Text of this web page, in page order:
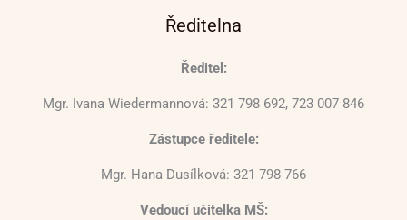
Ředitelna
Ředitel:
Mgr. Ivana Wiedermannová: 321 798 692, 723 007 846
Zástupce ředitele:
Mgr. Hana Dusílková: 321 798 766
Vedoucí učitelka MŠ: